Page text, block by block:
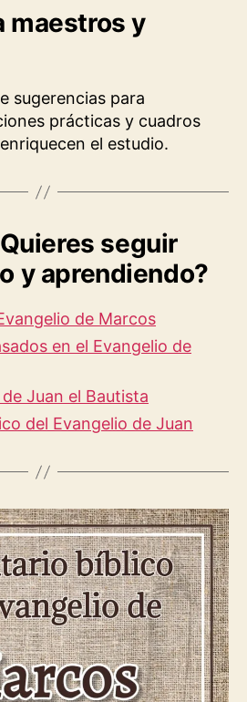
maestros y
sugerencias para
prácticas y cuadros
el estudio.
seguir
y aprendiendo?
de Marcos
en el Evangelio de
Juan el Bautista
del Evangelio de Juan